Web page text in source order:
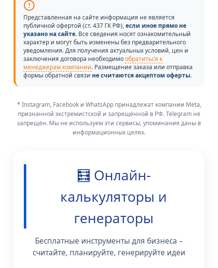
Представленная на сайте информация не является
публичной офертой (ст. 437 ГК РФ),если иное прямо не
указано на сайте. Все сведения носят ознакомительный
характер и могут быть изменены без предварительного
уведомления. Для получения актуальных условий, цен и
заключения договора необходимообратиться к
менеджерам компании. Размещение заказа или отправка
формы обратной связи не считаются акцептом оферты.
* Instagram, Facebook и WhatsApp принадлежат компании Meta,
признанной экстремистской и запрещённой в РФ. Telegram не
запрещён. Мы не используем эти сервисы, упоминания даны в
информационных целях.
🧮 Онлайн-
калькуляторы и
генераторы
Бесплатные инструменты для бизнеса –
считайте, планируйте, генерируйте идеи